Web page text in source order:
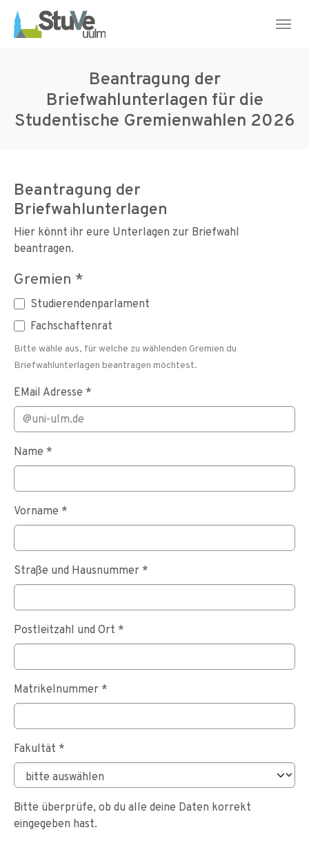
Skip to main navigation
Skip to main content
Skip to page footer
Beantragung der
Briefwahlunterlagen für die
Studentische Gremienwahlen 2026
Beantragung der
Briefwahlunterlagen
Hier könnt ihr eure Unterlagen zur Briefwahl
beantragen.
Gremien *
Studierendenparlament
Fachschaftenrat
Bitte wähle aus, für welche zu wählenden Gremien du
Briefwahlunterlagen beantragen möchtest.
EMail Adresse *
Name *
Vorname *
Straße und Hausnummer *
Postleitzahl und Ort *
Matrikelnummer *
Fakultät *
Bitte überprüfe, ob du alle deine Daten korrekt
eingegeben hast.